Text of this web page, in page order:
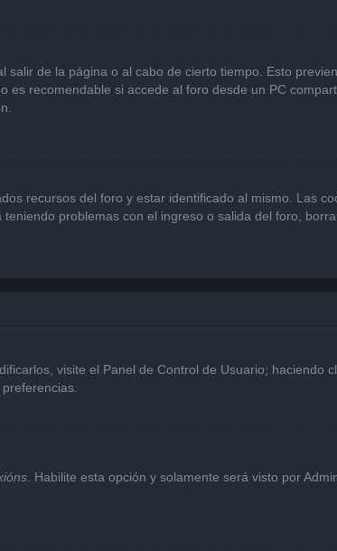
de la página o al cabo de cierto tiempo. Esto
recomendable si accede al foro desde un PC
recursos del foro y estar identificado al mismo. Las
problemas con el ingreso o salida del foro,
visite el Panel de Control de Usuario; haciendo
. Habilite esta opción y solamente será visto por